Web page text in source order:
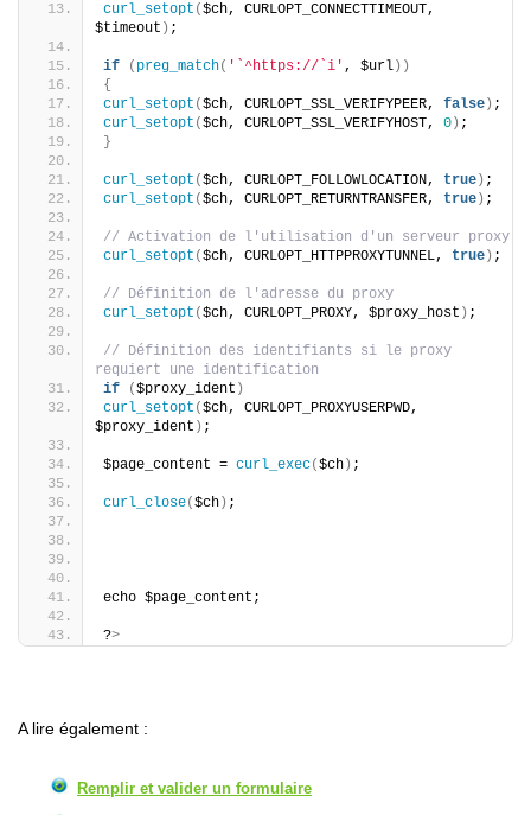
curl_setopt ($ch, CURLOPT_CONNECTTIMEOUT,
$timeout ) ;
if ( preg_match( '`^https://`i' , $url ))
{
curl_setopt ($ch, CURLOPT_SSL_VERIFYPEER, false ) ;
curl_setopt ($ch, CURLOPT_SSL_VERIFYHOST, 0 ) ;
}
curl_setopt ($ch, CURLOPT_FOLLOWLOCATION, true ) ;
curl_setopt ($ch, CURLOPT_RETURNTRANSFER, true ) ;
// Activation de l'utilisation d'un serveur proxy
curl_setopt ($ch, CURLOPT_HTTPPROXYTUNNEL, true ) ;
// Définition de l'adresse du proxy
curl_setopt ($ch, CURLOPT_PROXY, $proxy_host ) ;
// Définition des identifiants si le proxy
requiert une identification
if
($proxy_ident )
curl_setopt ($ch, CURLOPT_PROXYUSERPWD,
$proxy_ident ) ;
$page_content = curl_exec($ch ) ;
curl_close($ch ) ;
echo $page_content;
?>
A lire également :
Remplir et valider un formulaire